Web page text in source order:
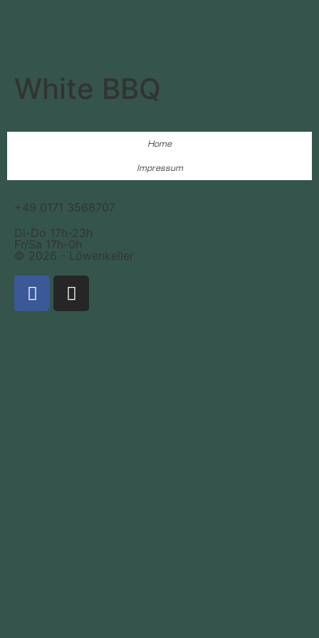
White BBQ
Home
Impressum
+49 0171 3568707
Di-Do 17h-23h
Fr/Sa 17h-0h
© 2026 - Löwenkeller